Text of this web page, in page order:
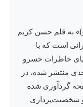
خسرو)» به قلم حسن کریم
است که با
خاطرات خسرو
منتشر شده، در
و با جلد شمیز، در ۳۹۵ صفحه گردآوری شده
و شخصیت‌پردازی